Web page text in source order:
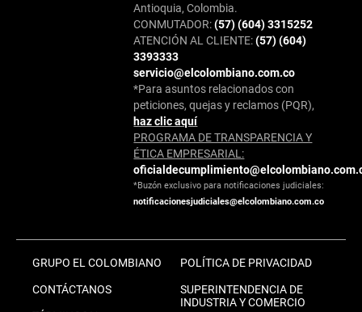
Antioquia, Colombia.
CONMUTADOR:(57) (604) 3315252
ATENCIÓN AL CLIENTE:(57) (604)
3393333
servicio@elcolombiano.com.co
*Para asuntos relacionados con
peticiones, quejas y reclamos (PQR),
haz clic aquí
PROGRAMA DE TRANSPARENCIA Y
ÉTICA EMPRESARIAL:
*Buzón exclusivo para notificaciones judiciales:
notificacionesjudiciales@elcolombiano.com.co
GRUPO EL COLOMBIANO
CONTÁCTANOS
POLÍTICA DE PRIVACIDAD
SUPERINTENDENCIA DE
INDUSTRIA Y COMERCIO